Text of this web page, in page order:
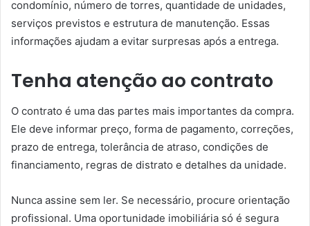
condomínio, número de torres, quantidade de unidades,
serviços previstos e estrutura de manutenção. Essas
informações ajudam a evitar surpresas após a entrega.
Tenha atenção ao contrato
O contrato é uma das partes mais importantes da compra.
Ele deve informar preço, forma de pagamento, correções,
prazo de entrega, tolerância de atraso, condições de
financiamento, regras de distrato e detalhes da unidade.
Nunca assine sem ler. Se necessário, procure orientação
profissional. Uma oportunidade imobiliária só é segura